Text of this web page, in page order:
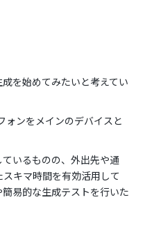
を始めてみたいと考えてい
ォンをメインのデバイスと
いるものの、外出先や通
キマ時間を有効活用して
易的な生成テストを行いた